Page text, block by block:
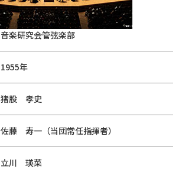
音楽研究会管弦楽部
1955年
猪股 孝史
佐藤 寿一（当団常任指揮者）
立川 瑛菜